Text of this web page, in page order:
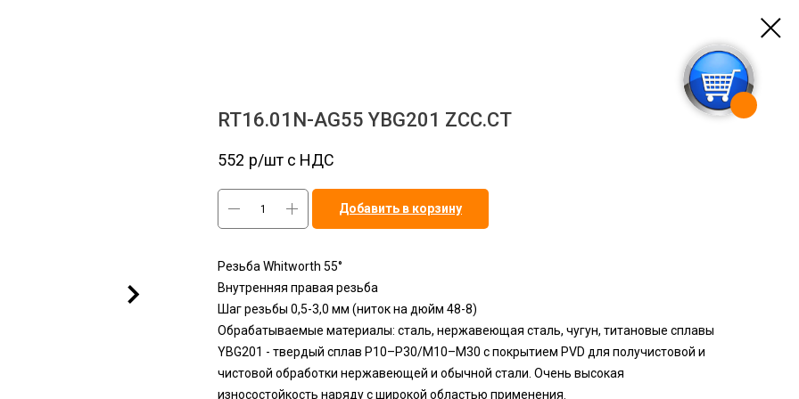
RT16.01N-AG55 YBG201 ZCC.CT
552 р/шт c НДС
Добавить в корзину
Резьба Whitworth 55°
Внутренняя правая резьба
Шаг резьбы 0,5-3,0 мм (ниток на дюйм 48-8)
Обрабатываемые материалы: сталь, нержавеющая сталь, чугун, титановые сплавы
YBG201 - твердый сплав P10–P30/M10–M30 с покрытием PVD для получистовой и
чистовой обработки нержавеющей и обычной стали. Очень высокая
износостойкость наряду с широкой областью применения.